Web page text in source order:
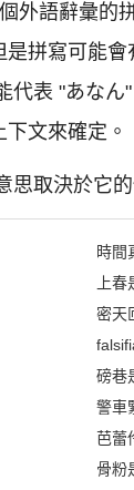
外語辭彙的
拼寫可能會
代表 "あなん
文來確定。
思取決於它
時間
上
密天
磅巷
警車
芭蕾
骨粉